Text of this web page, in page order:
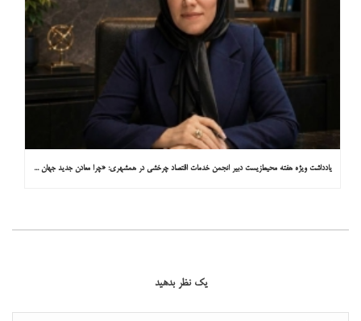
یادداشت ویژه هفته محیط‌زیست دبیر انجمن خدمات اقتصاد چرخشی در همشهری: «چرا معادن جدید جهان زیر زمین نیستند؟»
یک نظر بدهید